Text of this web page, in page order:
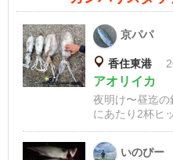
京パパ
香住東港
アオリイカ
夜明け〜昼迄
にあたり2杯ヒッ
いのぴー